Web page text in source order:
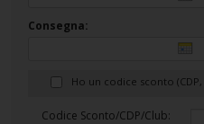
Consegna:
Ho un codice sconto
Codice Sconto/CDP/Club: